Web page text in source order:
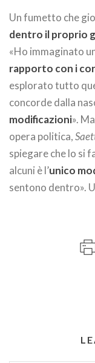
Un fumetto che
dentro il proprio
«Ho immaginato
rapporto con i
esplorato tutto
concorde dalla
modificazioni».
opera politica,
spiegare che lo si
alcuni è l’unico
sentono dentro».